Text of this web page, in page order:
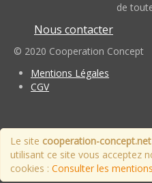
de
Nous contacter
© 2020 Cooperation Concept
Mentions Légales
CGV
Le site cooperation-concept.net
utilisant ce site vous acceptez
cookies : Consulter les